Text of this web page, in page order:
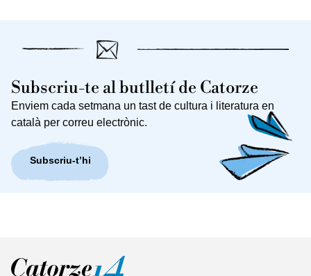
Subscriu-te al butlletí de Catorze
Enviem cada setmana un tast de cultura i literatura en
català per correu electrònic.
Subscriu-t’hi